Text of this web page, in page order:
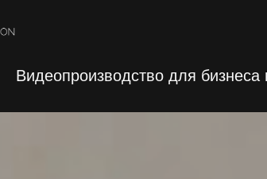
Видеопроизводство для